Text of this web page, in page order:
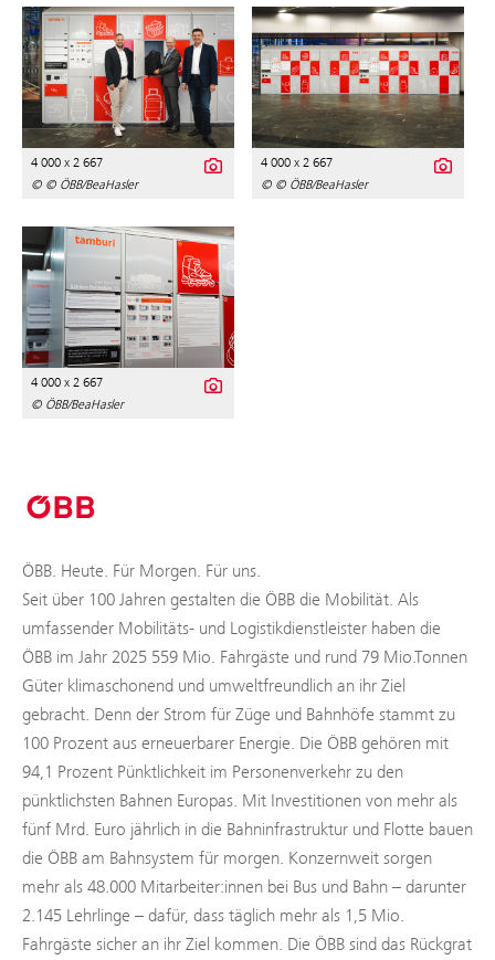
4 000 x 2 667
© © ÖBB/BeaHasler
4 000 x 2 667
© © ÖBB/BeaHasler
4 000 x 2 667
© ÖBB/BeaHasler
ÖBB. Heute. Für Morgen. Für uns.
Seit über 100 Jahren gestalten die ÖBB die Mobilität. Als
umfassender Mobilitäts- und Logistikdienstleister haben die
ÖBB im Jahr 2025 559 Mio. Fahrgäste und rund 79 Mio.Tonnen
Güter klimaschonend und umweltfreundlich an ihr Ziel
gebracht. Denn der Strom für Züge und Bahnhöfe stammt zu
100 Prozent aus erneuerbarer Energie. Die ÖBB gehören mit
94,1 Prozent Pünktlichkeit im Personenverkehr zu den
pünktlichsten Bahnen Europas. Mit Investitionen von mehr als
fünf Mrd. Euro jährlich in die Bahninfrastruktur und Flotte bauen
die ÖBB am Bahnsystem für morgen. Konzernweit sorgen
mehr als 48.000 Mitarbeiter:innen bei Bus und Bahn – darunter
2.145 Lehrlinge – dafür, dass täglich mehr als 1,5 Mio.
Fahrgäste sicher an ihr Ziel kommen. Die ÖBB sind das Rückgrat